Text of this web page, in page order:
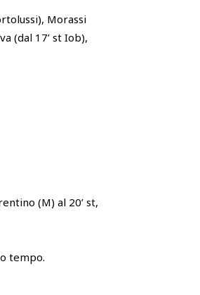
Morassi
(dal 17’ st Iob),
(M) al 20’ st,
tempo.